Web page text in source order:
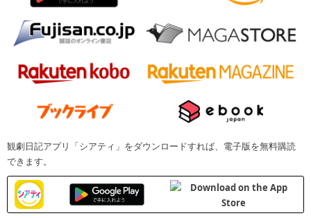
観劇日記アプリ「シアティ」をダウンロードすれば、電子版を無料購読
できます。